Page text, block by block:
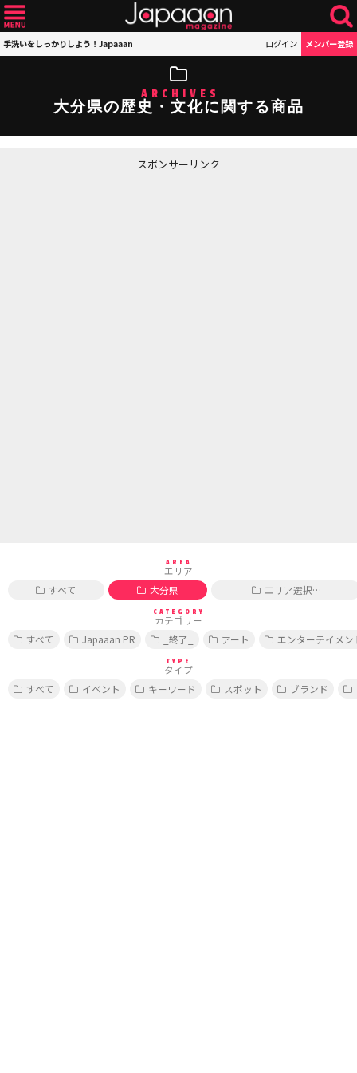
手洗いをしっかりしよう！Japaaan ログイン メンバー登録
ARCHIVES
大分県の歴史・文化に関する商品
スポンサーリンク
AREA
エリア
すべて
大分県 エリア選択…
CATEGORY
カテゴリー
すべて
Japaaan PR _終了_ アート エンターテイメン
TYPE
タイプ
すべて
イベント キーワード スポット ブランド